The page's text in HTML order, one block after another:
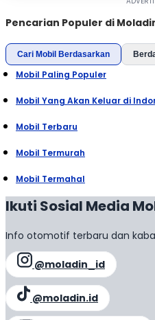
Pencarian Populer di
Cari Mobil Berdasarkan
Mobil Paling Populer
Mobil Yang Akan Keluar di
Mobil Terbaru
Mobil Termurah
Mobil Termahal
Ikuti Sosial Media
Info otomotif terbaru dan
@moladin_id
@moladin.id